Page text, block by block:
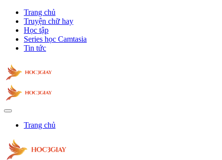
Trang chủ
Truyện chữ hay
Học tập
Series học Camtasia
Tin tức
Trang chủ